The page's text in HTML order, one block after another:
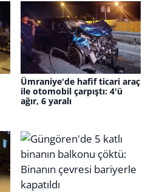
Ümraniye'de hafif ticari araç
ile otomobil çarpıştı: 4'ü
ağır, 6 yaralı